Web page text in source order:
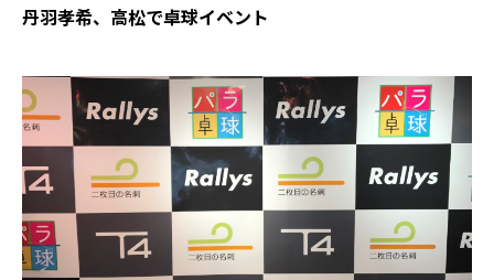
丹羽孝希、高松で卓球イベント